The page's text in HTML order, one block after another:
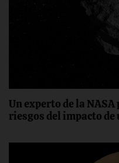
Un experto de la
riesgos del impacto de